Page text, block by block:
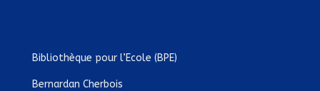
Bibliothèque pour l’Ecole (BPE)
Bernardan Cherbois